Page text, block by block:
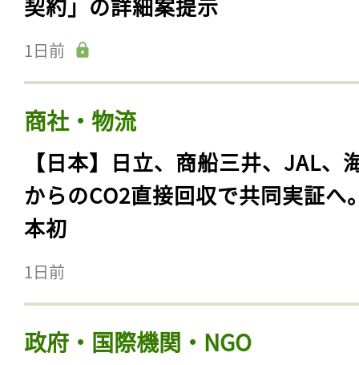
1日前
商社・物流
【日本】日立、商船三井、JAL、
からのCO2直接回収で共同実証へ
本初
1日前
政府・国際機関・NGO